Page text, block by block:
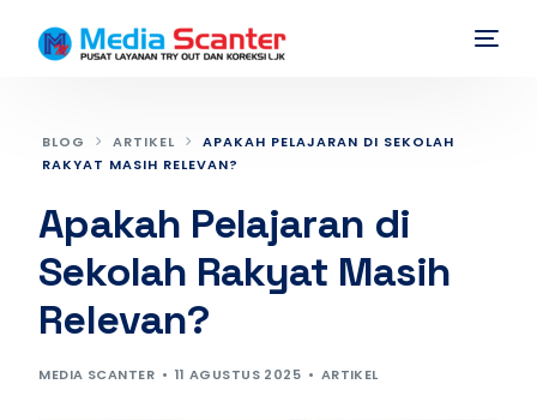
BLOG ARTIKEL
APAKAH PELAJARAN DI SEKOLAH
RAKYAT MASIH RELEVAN?
Apakah Pelajaran di
Sekolah Rakyat Masih
Relevan?
MEDIA SCANTER 11 AGUSTUS 2025 ARTIKEL